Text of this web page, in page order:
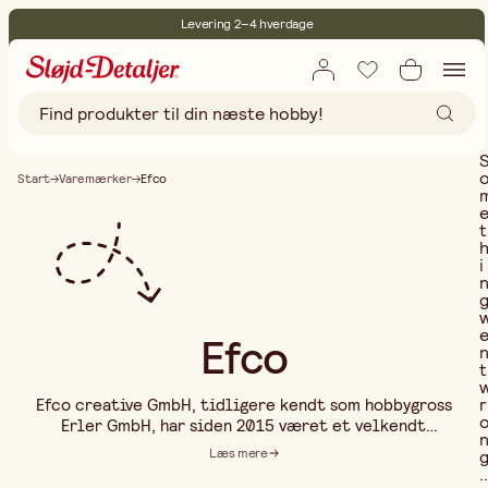
Levering 2–4 hverdage
Gratis fragt ved køb over 499,-
Start Varemærker Efco
Efco
Efco creative GmbH, tidligere kendt som hobbygross
Erler GmbH, har siden 2015 været et velkendt
varemærke inden for hobby- og kreative produkter.
Læs mere
e
t
h
i
n
g
e
n
t
r
n
g
..